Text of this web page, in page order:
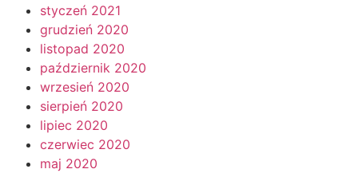
styczeń 2021
grudzień 2020
listopad 2020
październik 2020
wrzesień 2020
sierpień 2020
lipiec 2020
czerwiec 2020
maj 2020